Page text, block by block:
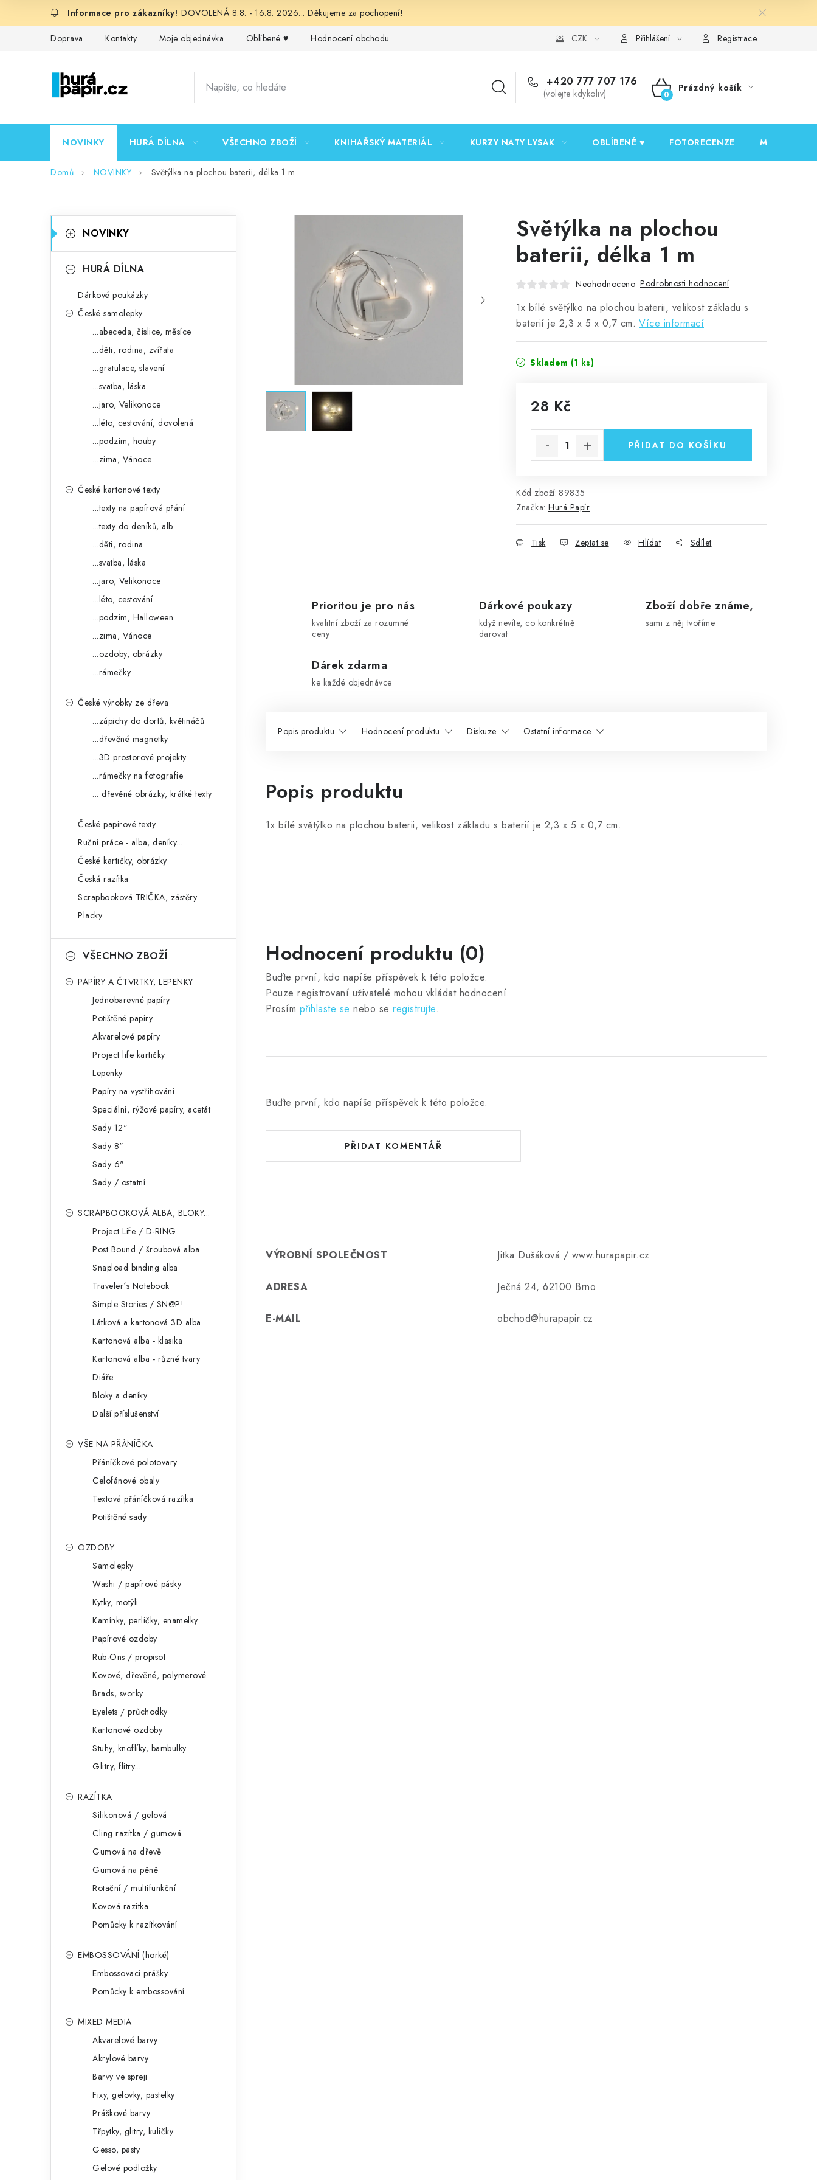
DOVOLENÁ 8.8. - 16.8. 2026... Děkujeme za pochopení!
Doprava Kontakty Moje objednávka Oblíbené ♥️ Hodnocení obchodu Podmínky ochrany osobních údajů Ověřování recenzí
CZK Přihlášení Registrace
+420 777 707 176
(volejte kdykoliv)
NÁKUPNÍ
Prázdný košík
NOVINKY HURÁ DÍLNA VŠECHNO ZBOŽÍ KNIHAŘSKÝ MATERIÁL KURZY NATY LYSAK OBLÍBENÉ ♥️ FOTORECENZE MOJE
Domů NOVINKY Světýlka na plochou baterii, délka 1 m
P
o
kategorie
K
a
NOVINKY
HURÁ DÍLNA
Dárkové poukázky
České samolepky
...abeceda, číslice, měsíce
...děti, rodina, zvířata
...gratulace, slavení
...svatba, láska
...jaro, Velikonoce
...léto, cestování, dovolená
...podzim, houby
...zima, Vánoce
České kartonové texty
...texty na papírová přání
...texty do deníků, alb
...děti, rodina
...svatba, láska
...jaro, Velikonoce
...léto, cestování
...podzim, Halloween
...zima, Vánoce
...ozdoby, obrázky
...rámečky
České výrobky ze dřeva
...zápichy do dortů, květináčů
...dřevěné magnetky
...3D prostorové projekty
...rámečky na fotografie
... dřevěné obrázky, krátké texty
České papírové texty
Ruční práce - alba, deníky...
České kartičky, obrázky
Česká razítka
Scrapbooková TRIČKA, zástěry
Placky
VŠECHNO ZBOŽÍ
PAPÍRY A ČTVRTKY, LEPENKY
Jednobarevné papíry
Potištěné papíry
Akvarelové papíry
Project life kartičky
Lepenky
Papíry na vystřihování
Speciální, rýžové papíry, acetát
Sady 12"
Sady 8"
Sady 6"
Sady / ostatní
SCRAPBOOKOVÁ ALBA, BLOKY...
Project Life / D-RING
Post Bound / šroubová alba
Snapload binding alba
Traveler´s Notebook
Simple Stories / SN@P!
Látková a kartonová 3D alba
Kartonová alba - klasika
Kartonová alba - různé tvary
Diáře
Bloky a deníky
Další příslušenství
VŠE NA PŘÁNÍČKA
Přáníčkové polotovary
Celofánové obaly
Textová přáníčková razítka
Potištěné sady
OZDOBY
Samolepky
Washi / papírové pásky
Kytky, motýli
Kamínky, perličky, enamelky
Papírové ozdoby
Rub-Ons / propisot
Kovové, dřevěné, polymerové
Brads, svorky
Eyelets / průchodky
Kartonové ozdoby
Stuhy, knoflíky, bambulky
Glitry, flitry...
RAZÍTKA
Silikonová / gelová
Cling razítka / gumová
Gumová na dřevě
Gumová na pěně
Rotační / multifunkční
Kovová razítka
Pomůcky k razítkování
EMBOSSOVÁNÍ (horké)
Embossovací prášky
Pomůcky k embossování
MIXED MEDIA
Akvarelové barvy
Akrylové barvy
Barvy ve spreji
Fixy, gelovky, pastelky
Práškové barvy
Třpytky, glitry, kuličky
Gesso, pasty
Gelové podložky
Světýlka na plochou
baterii, délka 1 m
Neohodnoceno Podrobnosti hodnocení
1x bílé světýlko na plochou baterii, velikost základu s
baterií je 2,3 x 5 x 0,7 cm. Více informací
Skladem (1 ks)
28 Kč
PŘIDAT DO KOŠÍKU
Kód zboží: 89835
Značka: Hurá Papír
Tisk Zeptat se Hlídat Sdílet
Prioritou je pro nás
kvalitní zboží za rozumné
ceny
Dárkové poukazy
když nevíte, co konkrétně
darovat
Zboží dobře známe,
sami z něj tvoříme
Dárek zdarma
ke každé objednávce
Popis produktu Hodnocení produktu Diskuze Ostatní informace
Popis produktu
1x bílé světýlko na plochou baterii, velikost základu s baterií je 2,3 x 5 x 0,7 cm.
Hodnocení produktu (0)
Buďte první, kdo napíše příspěvek k této položce.
Pouze registrovaní uživatelé mohou vkládat hodnocení.
Prosím přihlaste se nebo se registrujte.
Buďte první, kdo napíše příspěvek k této položce.
PŘIDAT KOMENTÁŘ
VÝROBNÍ SPOLEČNOST Jitka Dušáková / www.hurapapir.cz
ADRESA Ječná 24, 62100 Brno
E-MAIL obchod@hurapapir.cz